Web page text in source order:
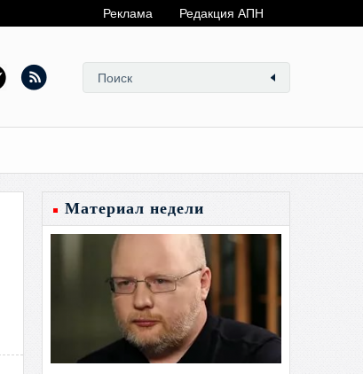
Реклама Редакция АПН
Материал недели